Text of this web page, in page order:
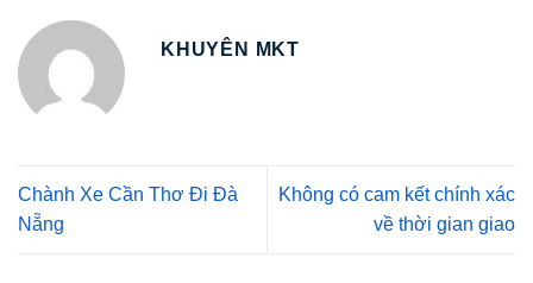
KHUYÊN MKT
Chành Xe Cần Thơ Đi Đà
Nẵng
Không có cam kết chính xác
về thời gian giao